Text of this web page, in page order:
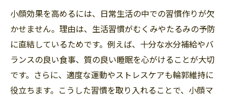
小顔効果を高めるには、日常生活の中での習慣作りが欠
かせません。理由は、生活習慣がむくみやたるみの予防
に直結しているためです。例えば、十分な水分補給やバ
ランスの良い食事、質の良い睡眠を心がけることが大切
です。さらに、適度な運動やストレスケアも輪郭維持に
役立ちます。こうした習慣を取り入れることで、小顔マ